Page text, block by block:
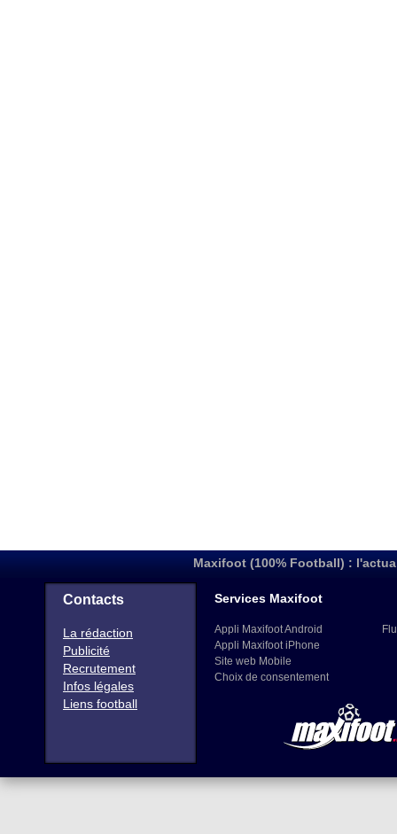
Maxifoot (100% Football) :
Contacts
La rédaction
Publicité
Recrutement
Infos légales
Liens football
Services Maxifoot
Appli Maxifoot Android
Appli Maxifoot iPhone
Site web Mobile
Choix de consentement